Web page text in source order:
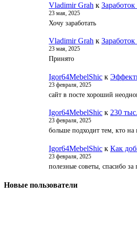
Vladimir Grah к
23 мая, 2025
Хочу заработать
Vladimir Grah к
23 мая, 2025
Принято
Igor64MebelShic к
23 февраля, 2025
сайт в посте хороший
Igor64MebelShic к 230
23 февраля, 2025
больше подходит тем, кто
Igor64MebelShic к Как
23 февраля, 2025
полезные советы, спасибо
Новые пользователи